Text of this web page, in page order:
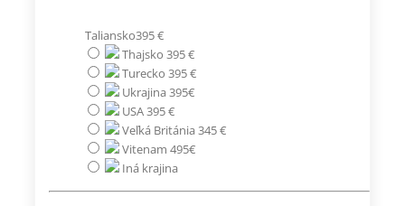
Taliansko395 €
Thajsko 395 €
Turecko 395 €
Ukrajina 395€
USA 395 €
Veľká Británia 345 €
Vitenam 495€
Iná krajina